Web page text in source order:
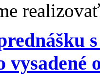
vysadené